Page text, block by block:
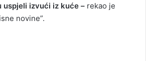
uspjeli izvući iz kuće – rekao je
novine”.